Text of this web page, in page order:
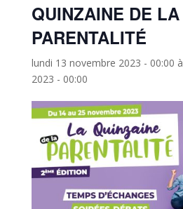
QUINZAINE DE LA
PARENTALITÉ
lundi 13 novembre 2023 - 00:00 à
2023 - 00:00